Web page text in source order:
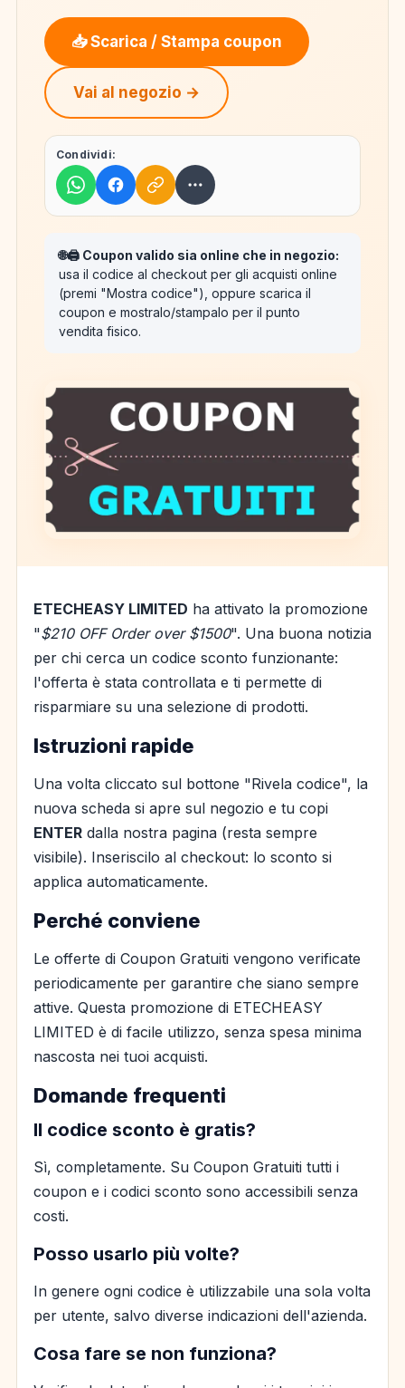
📥 Scarica / Stampa coupon
Vai al negozio →
Condividi:
🌐🖨️ Coupon valido sia online che in negozio:
usa il codice al checkout per gli acquisti online
(premi "Mostra codice"), oppure scarica il
coupon e mostralo/stampalo per il punto
vendita fisico.
ETECHEASY LIMITED ha attivato la promozione
"$210 OFF Order over $1500". Una buona notizia
per chi cerca un codice sconto funzionante:
l'offerta è stata controllata e ti permette di
risparmiare su una selezione di prodotti.
Istruzioni rapide
Una volta cliccato sul bottone "Rivela codice", la
nuova scheda si apre sul negozio e tu copi
ENTER dalla nostra pagina (resta sempre
visibile). Inseriscilo al checkout: lo sconto si
applica automaticamente.
Perché conviene
Le offerte di Coupon Gratuiti vengono verificate
periodicamente per garantire che siano sempre
attive. Questa promozione di ETECHEASY
LIMITED è di facile utilizzo, senza spesa minima
nascosta nei tuoi acquisti.
Domande frequenti
Il codice sconto è gratis?
Sì, completamente. Su Coupon Gratuiti tutti i
coupon e i codici sconto sono accessibili senza
costi.
Posso usarlo più volte?
In genere ogni codice è utilizzabile una sola volta
per utente, salvo diverse indicazioni dell'azienda.
Cosa fare se non funziona?